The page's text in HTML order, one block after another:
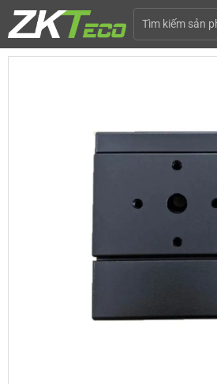
Tìm kiếm sản